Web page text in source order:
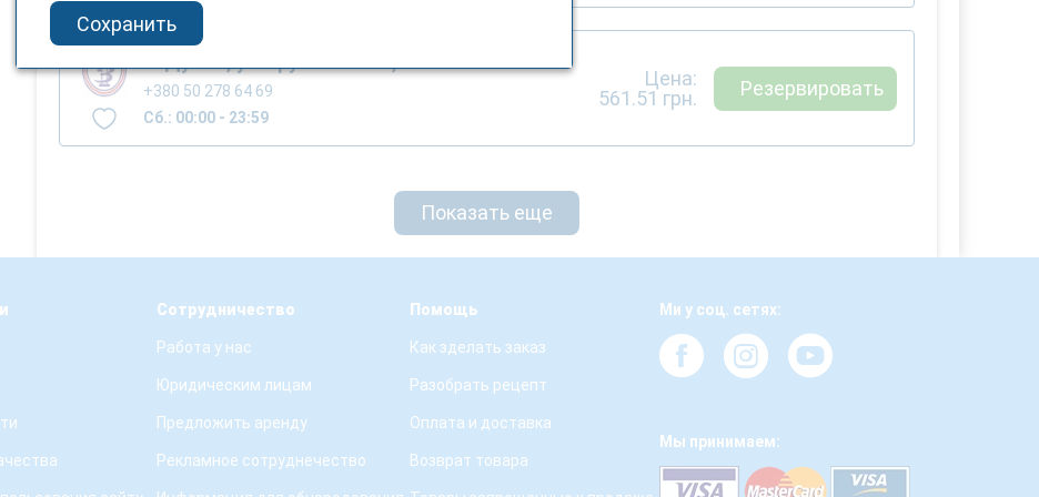
+380 50 278 64 69
Сб.: 00:00 - 23:59
Цена:
561.51 грн. Резервировать
Показать еще
Сотрудничество
Работа у нас
Юридическим лицам
Предложить аренду
Рекламное сотруднечество
Помощь
Как зделать заказ
Разобрать рецепт
Оплата и доставка
Возврат товара
Ми у соц. сетях:
Мы принимаем:
Сохранить